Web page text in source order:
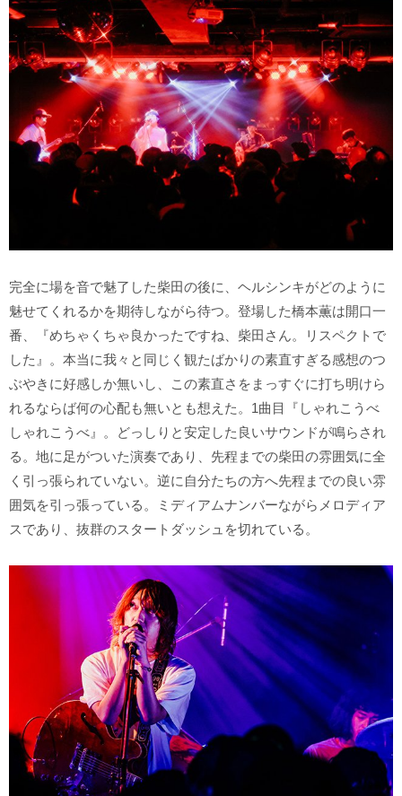
完全に場を音で魅了した柴田の後に、ヘルシンキがどのように
魅せてくれるかを期待しながら待つ。登場した橋本薫は開口一
番、『めちゃくちゃ良かったですね、柴田さん。リスペクトで
した』。本当に我々と同じく観たばかりの素直すぎる感想のつ
ぶやきに好感しか無いし、この素直さをまっすぐに打ち明けら
れるならば何の心配も無いとも想えた。1曲目『しゃれこうべ
しゃれこうべ』。どっしりと安定した良いサウンドが鳴らされ
る。地に足がついた演奏であり、先程までの柴田の雰囲気に全
く引っ張られていない。逆に自分たちの方へ先程までの良い雰
囲気を引っ張っている。ミディアムナンバーながらメロディア
スであり、抜群のスタートダッシュを切れている。